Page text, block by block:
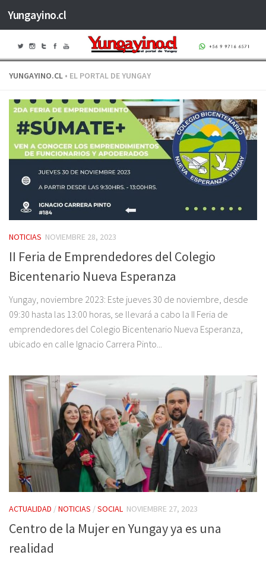
Saltar al contenido
Yungayino.cl
YUNGAYINO.CL • EL PORTAL DE YUNGAY
NOTICIAS NOVIEMBRE 28, 2023
II Feria de Emprendedores del Colegio
Bicentenario Nueva Esperanza
Yungay, noviembre 2023: Este jueves 30 de noviembre, desde
09:30 hasta las 13:00 horas, se llevará a cabo la II Feria de
emprendedores del Colegio Bicentenario Nueva Esperanza,
ubicado en calle Ignacio Carrera Pinto...
ACTUALIDAD /NOTICIAS /SOCIAL NOVIEMBRE 27, 2023
Centro de la Mujer en Yungay ya es una
realidad